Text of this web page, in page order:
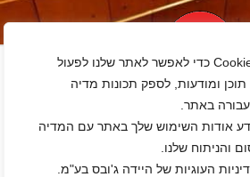
אנו משתמשים בקובצי Cookie כדי לאפשר לאתר שלנו לפעול
ומודעות, לספק תכונות מדיה
באתר.
אודות השימוש שלך באתר עם המדיה
והניתוח שלנו.
העוגיות של היידה ג'ובס בע"מ.
שירות לתיאטרון הקאמרי
ומעלה |סטודנטים|חיילים|
|מכירות| שירות לקוחות
תיאור משרה